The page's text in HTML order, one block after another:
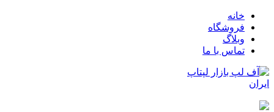
خانه
فروشگاه
وبلاگ
تماس با ما